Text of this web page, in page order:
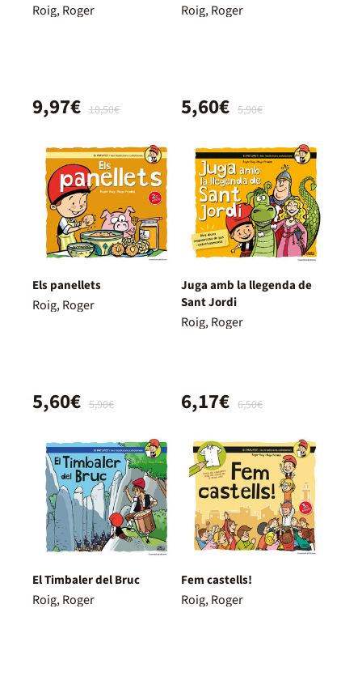
Roig, Roger
10,50€
9,97€
Roig, Roger
5,90€
5,60€
Els panellets
Roig, Roger
5,90€
5,60€
Juga amb la llegenda de
Sant Jordi
Roig, Roger
6,50€
6,17€
El Timbaler del Bruc
Roig, Roger
Fem castells!
Roig, Roger